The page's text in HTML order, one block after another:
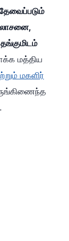
மத்திய
மகளிர்